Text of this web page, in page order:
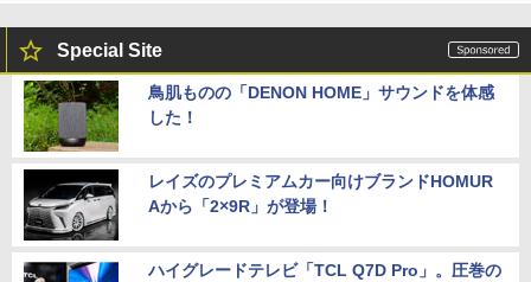
Special Site
鳥肌ものの「DENON HOME」サウンドを体感
した！
レイズのプレミアムカー向けブランドHOMUR
Aから「2×9R」が登場！
ハイグレードテレビ「TCL Q7D Pro」。圧巻の